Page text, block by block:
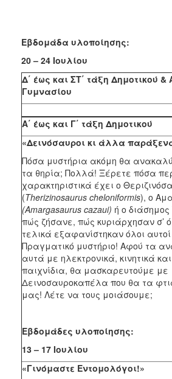
Εβδομάδα υλοποίησης:
20 – 24 Ιουλίου
Δ΄ έως και ΣΤ΄ τάξη Δημοτικού &
Γυμνασίου
A΄ έως και Γ΄ τάξη Δημοτικού
«Δεινόσαυροι κι άλλα
Πόσα μυστήρια ακόμη θα
τα θηρία; Πολλά! Ξέρετε πόσα
χαρακτηριστικά έχει ο
(Therizinosaurus cheloniformis), ο
(Amargasaurus cazaui) ή ο
πώς ζήσανε, πώς κυριάρχησαν σ’
τελικά εξαφανίστηκαν όλοι αυτοί
Πραγματικό μυστήριο! Αφού τα
αυτά με ηλεκτρονικά, κινητικά
παιχνίδια, θα μασκαρευτούμε με
Δεινοσαυροκαπέλα που θα τα
μας! Λέτε να τους μοιάσουμε;
Εβδομάδες υλοποίησης:
13 – 17 Ιουλίου
«Γινόμαστε Εντομολόγοι!»